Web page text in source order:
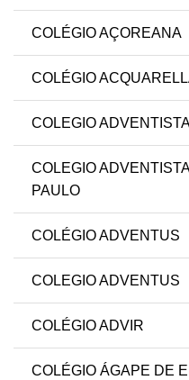
COLÉGIO AÇOREANA
COLÉGIO
COLEGIO
COLEGIO
PAULO
COLÉGIO ADVENTUS
COLEGIO ADVENTUS
COLÉGIO ADVIR
COLÉGIO ÁGAPE DE